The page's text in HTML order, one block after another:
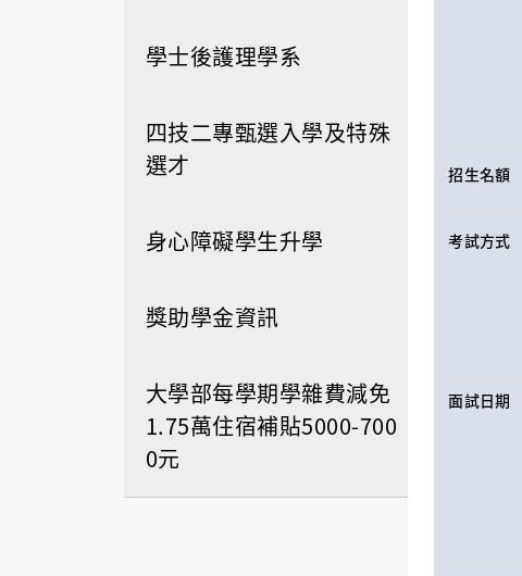
學士後護理學系
四技二專甄選入學及特殊
選才
身心障礙學生升學
獎助學金資訊
大學部每學期學雜費減免
1.75萬住宿補貼5000-700
0元
招生名額
考試方式
面試日期